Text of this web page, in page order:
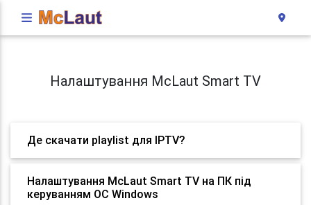
Налаштування McLaut Smart TV
Де скачати playlist для IPTV?
Налаштування McLaut Smart TV на ПК під
керуванням ОС Windows